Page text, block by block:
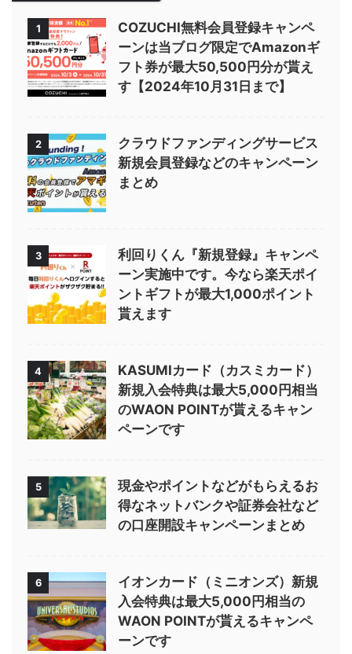
1
COZUCHI無料会員登録キャンペ
ーンは当ブログ限定でAmazonギ
フト券が最大50,500円分が貰え
す【2024年10月31日まで】
2
クラウドファンディングサービス
新規会員登録などのキャンペーン
まとめ
3
利回りくん『新規登録』キャンペ
ーン実施中です。今なら楽天ポイ
ントギフトが最大1,000ポイント
貰えます
4
KASUMIカード（カスミカード）
新規入会特典は最大5,000円相当
のWAON POINTが貰えるキャン
ペーンです
5
現金やポイントなどがもらえるお
得なネットバンクや証券会社など
の口座開設キャンペーンまとめ
6
イオンカード（ミニオンズ）新規
入会特典は最大5,000円相当の
WAON POINTが貰えるキャンペ
ーンです